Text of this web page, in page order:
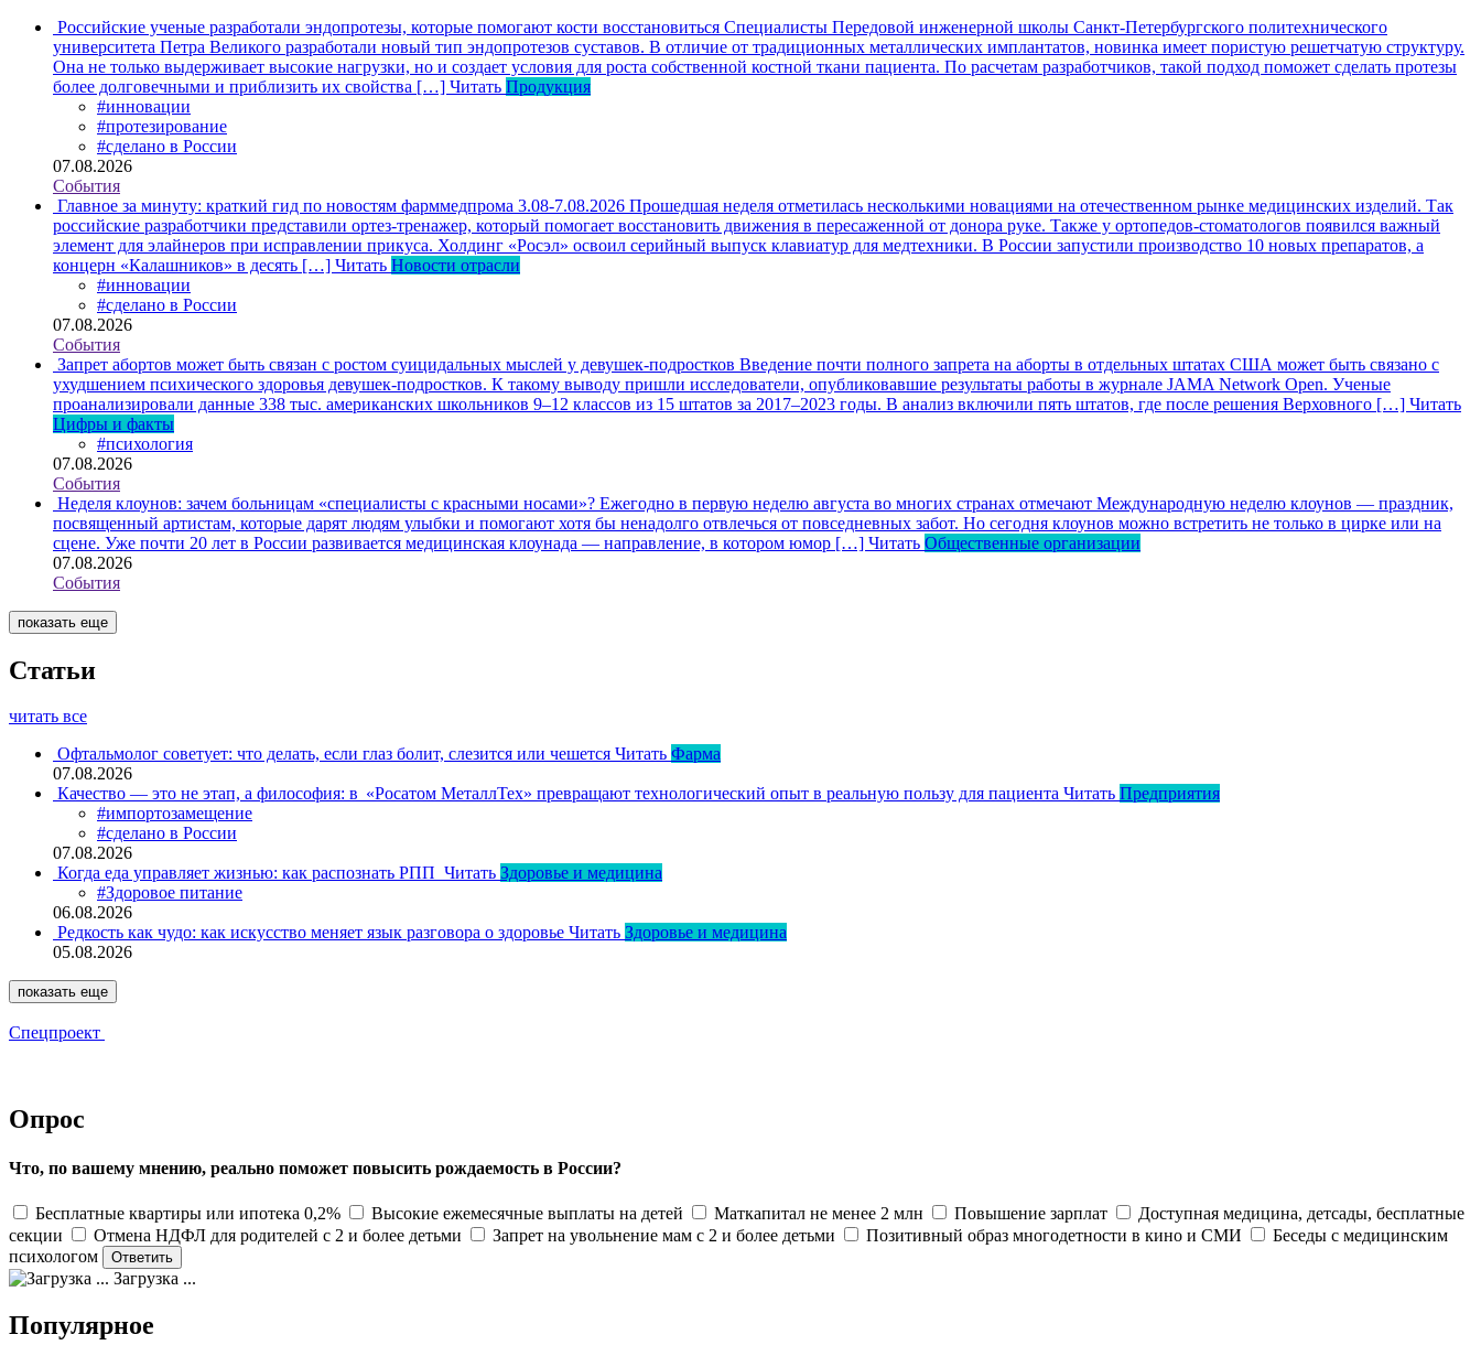
Российские ученые разработали эндопротезы, которые помогают кости восстановиться Специалисты Передовой инженерной школы Санкт-Петербургского политехнического
университета Петра Великого разработали новый тип эндопротезов суставов. В отличие от традиционных металлических имплантатов, новинка имеет пористую решетчатую структуру.
Она не только выдерживает высокие нагрузки, но и создает условия для роста собственной костной ткани пациента. По расчетам разработчиков, такой подход поможет сделать протезы
более долговечными и приблизить их свойства […] Читать Продукция
#инновации
#протезирование
#сделано в России
07.08.2026
События
Главное за минуту: краткий гид по новостям фарммедпрома 3.08-7.08.2026 Прошедшая неделя отметилась несколькими новациями на отечественном рынке медицинских изделий. Так
российские разработчики представили ортез-тренажер, который помогает восстановить движения в пересаженной от донора руке. Также у ортопедов-стоматологов появился важный
элемент для элайнеров при исправлении прикуса. Холдинг «Росэл» освоил серийный выпуск клавиатур для медтехники. В России запустили производство 10 новых препаратов, а
концерн «Калашников» в десять […] Читать Новости отрасли
#инновации
#сделано в России
07.08.2026
События
Запрет абортов может быть связан с ростом суицидальных мыслей у девушек-подростков Введение почти полного запрета на аборты в отдельных штатах США может быть связано с
ухудшением психического здоровья девушек-подростков. К такому выводу пришли исследователи, опубликовавшие результаты работы в журнале JAMA Network Open. Ученые
проанализировали данные 338 тыс. американских школьников 9–12 классов из 15 штатов за 2017–2023 годы. В анализ включили пять штатов, где после решения Верховного […] Читать
Цифры и факты
#психология
07.08.2026
События
Неделя клоунов: зачем больницам «специалисты с красными носами»? Ежегодно в первую неделю августа во многих странах отмечают Международную неделю клоунов — праздник,
посвященный артистам, которые дарят людям улыбки и помогают хотя бы ненадолго отвлечься от повседневных забот. Но сегодня клоунов можно встретить не только в цирке или на
сцене. Уже почти 20 лет в России развивается медицинская клоунада — направление, в котором юмор […] Читать Общественные организации
07.08.2026
События
показать еще
Статьи
читать все
Офтальмолог советует: что делать, если глаз болит, слезится или чешется Читать Фарма
07.08.2026
Качество — это не этап, а философия: в «Росатом МеталлТех» превращают технологический опыт в реальную пользу для пациента Читать Предприятия
#импортозамещение
#сделано в России
07.08.2026
Когда еда управляет жизнью: как распознать РПП Читать Здоровье и медицина
#Здоровое питание
06.08.2026
Редкость как чудо: как искусство меняет язык разговора о здоровье Читать Здоровье и медицина
05.08.2026
показать еще
Спецпроект
Опрос
Что, по вашему мнению, реально поможет повысить рождаемость в России?
Бесплатные квартиры или ипотека 0,2% Высокие ежемесячные выплаты на детей Маткапитал не менее 2 млн Повышение зарплат
Доступная медицина, детсады, бесплатные
секции
Отмена НДФЛ для родителей с 2 и более детьми Запрет на увольнение мам с 2 и более детьми Позитивный образ многодетности в кино и СМИ
Беседы с медицинским
психологом
Загрузка ...
Популярное